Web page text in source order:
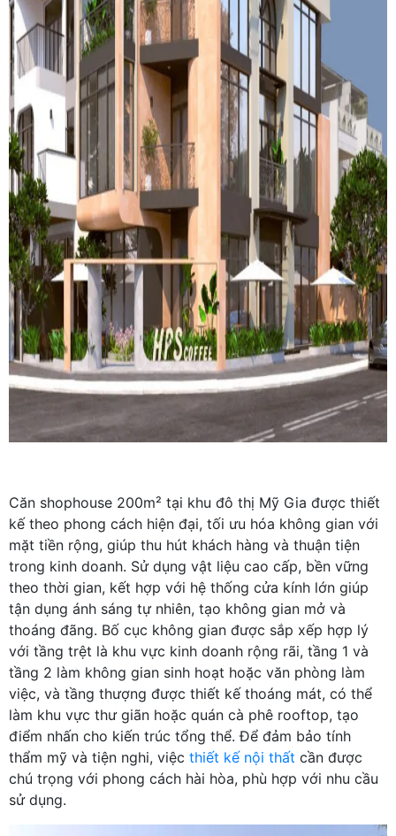
Căn shophouse 200m² tại khu đô thị Mỹ Gia được thiết
kế theo phong cách hiện đại, tối ưu hóa không gian với
mặt tiền rộng, giúp thu hút khách hàng và thuận tiện
trong kinh doanh. Sử dụng vật liệu cao cấp, bền vững
theo thời gian, kết hợp với hệ thống cửa kính lớn giúp
tận dụng ánh sáng tự nhiên, tạo không gian mở và
thoáng đãng. Bố cục không gian được sắp xếp hợp lý
với tầng trệt là khu vực kinh doanh rộng rãi, tầng 1 và
tầng 2 làm không gian sinh hoạt hoặc văn phòng làm
việc, và tầng thượng được thiết kế thoáng mát, có thể
làm khu vực thư giãn hoặc quán cà phê rooftop, tạo
điểm nhấn cho kiến trúc tổng thể. Để đảm bảo tính
thẩm mỹ và tiện nghi, việc thiết kế nội thất cần được
chú trọng với phong cách hài hòa, phù hợp với nhu cầu
sử dụng.